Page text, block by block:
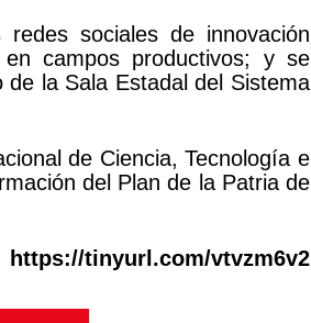
sociales de innovación
en campos productivos; y se
la Sala Estadal del Sistema
de Ciencia, Tecnología e
del Plan de la Patria de
https://tinyurl.com/vtvzm6v2